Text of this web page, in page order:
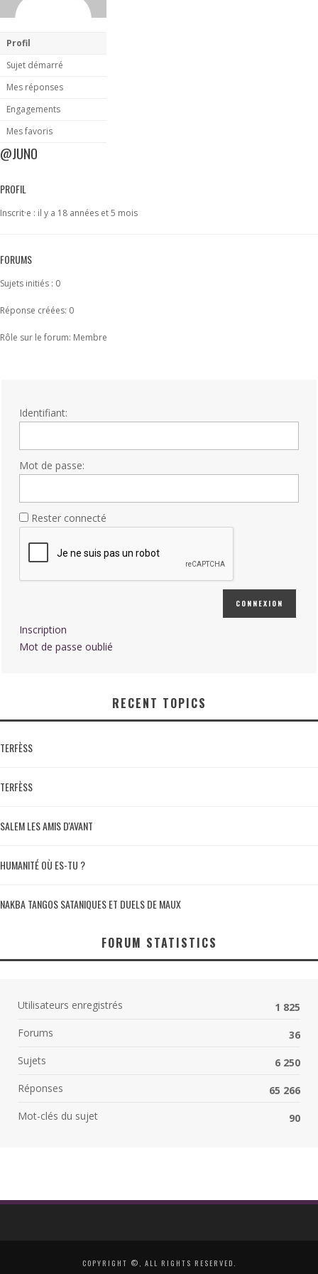
Profil
Sujet démarré
Mes réponses
Engagements
Mes favoris
@JUNO
PROFIL
Inscrit·e : il y a 18 années et 5 mois
FORUMS
Sujets initiés : 0
Réponse créées: 0
Rôle sur le forum: Membre
Identifiant:
Mot de passe:
Rester connecté
CONNEXION
Inscription
Mot de passe oublié
RECENT TOPICS
TERFÈSS
TERFÈSS
SALEM LES AMIS D'AVANT
HUMANITÉ OÙ ES-TU ?
NAKBA TANGOS SATANIQUES ET DUELS DE MAUX
FORUM STATISTICS
Utilisateurs enregistrés
1 825
Forums
36
Sujets
6 250
Réponses
65 266
Mot-clés du sujet
90
COPYRIGHT ©, ALL RIGHTS RESERVED.